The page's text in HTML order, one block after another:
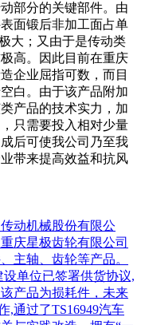
部分的关键部件。由
面锻后非加工面占单
大；又由于是传动类
高。因此目前在重庆
企业屈指可数，而目
白。由于该产品附加
产品的技术实力，加
只需要投入相对少量
后可使我公司乃至我
带来提高效益和抗风
动机械股份有限公
庆星极齿轮有限公司
主轴、齿轮等产品。
单位已签署供货协议,
产品为损耗件，未来
过了TS16949汽车